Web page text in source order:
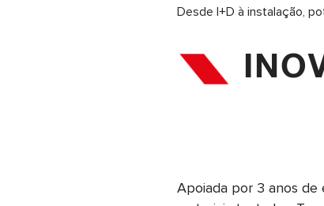
Desde I+D à instalação,
Apoiada por 3 anos de